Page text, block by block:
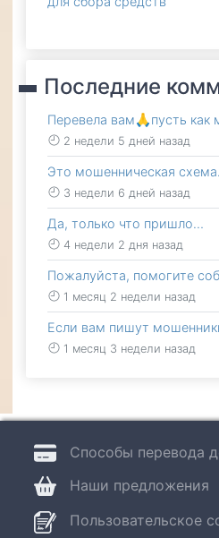
Последние
Перевела вам🙏пусть
2 недели 5 дней назад
Это мошенническая
3 недели 6 дней назад
Да, только что пришло…
4 недели 2 дня назад
Пожалуйста, помогите
1 месяц 2 недели назад
Если вам пишут
1 месяц 3 недели назад
Пользовательское
Способы перевода
Наши предложения